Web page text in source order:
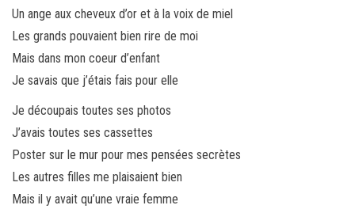
Un ange aux cheveux d’or et à la voix de miel
Les grands pouvaient bien rire de moi
Mais dans mon coeur d’enfant
Je savais que j’étais fais pour elle
Je découpais toutes ses photos
J’avais toutes ses cassettes
Poster sur le mur pour mes pensées secrètes
Les autres filles me plaisaient bien
Mais il y avait qu’une vraie femme